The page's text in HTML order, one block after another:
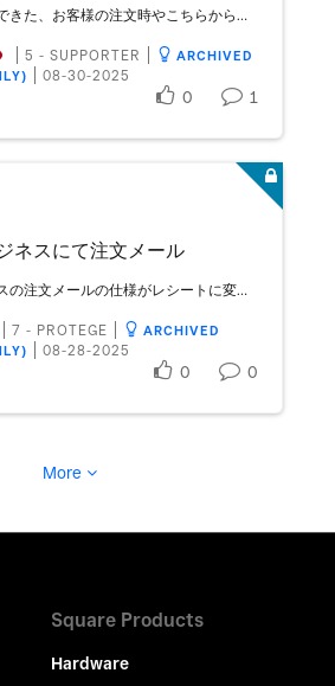
一週間前まで変更できた、お客様の注文時やこちらから送る発送完了メールの内容が変更できなくなったそうですね（問い合わせたところ、変更できない仕様に変わった、と教えていただきました） なぜ変更できなくしてしまったのでしょうか。 現在はsquareの定型文でメールが送信されるようですが、お客様へお店独自の文章で感謝を伝えたり、ご注文の品を確認後に発送の準備をします、などお店ごとにお客様へ伝えたいメッセージは異なると思います。 便利だったものがなぜわざわざ不便な仕様に変えたのか理由を教えてください。 そして、仕様を元に戻してほしいです。
5 - SUPPORTER
ARCHIVED
‎08-30-2025
0 1
ネスにて注文メール
オンラインビジネスの注文メールの仕様がレシートに変わったようですが、これのせいで業務フローが格段に増加しています。 ・注文メールに追加メモ、電話番号、メアドが表示されない。➡ログインし全ての注文にアクセスしないとメールで連絡を取るので時間がかか※メールから注文ステータスにアクセスできるが、メールアドレスはコピペしなければならない。 ・メールから注文ステータスにアクセスできるが、住所が英語圏の表示で順番が逆。➡送り間違いが発生する可能性がある。 ・メールから注文ステータスにアクセスできるが、電話番号が表示されない。➡メールから発送にスムーズに移行できない。 以上の内容から、以前の様に確認メールに追加メモ、電話番号、メールアドレスの表示を設定できるようにお願いします。 何卒宜しくお願い致します。 奇蟲屋 榊
7 - PROTEGE
ARCHIVED
‎08-28-2025
0 0
More
Square Products
Hardware